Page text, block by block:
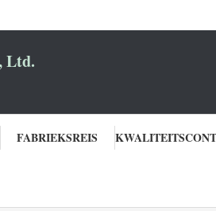
Ltd.
FABRIEKSREIS